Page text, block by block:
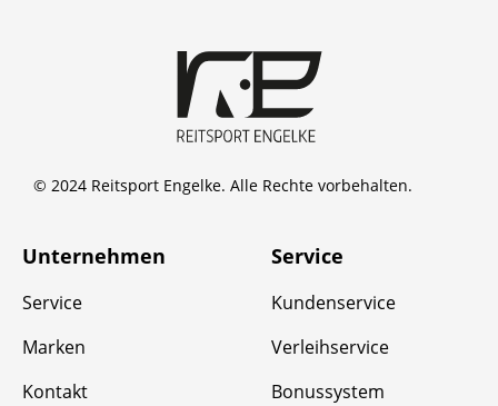
© 2024 Reitsport Engelke. Alle Rechte vorbehalten.
Unternehmen
Service
Marken
Kontakt
Service
Kundenservice
Verleihservice
Bonussystem